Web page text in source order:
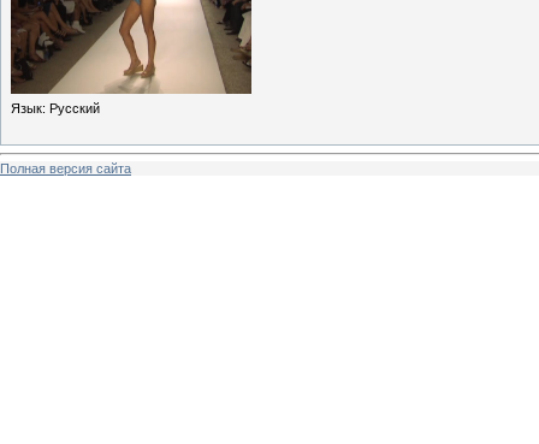
Язык: Русский
Полная версия сайта